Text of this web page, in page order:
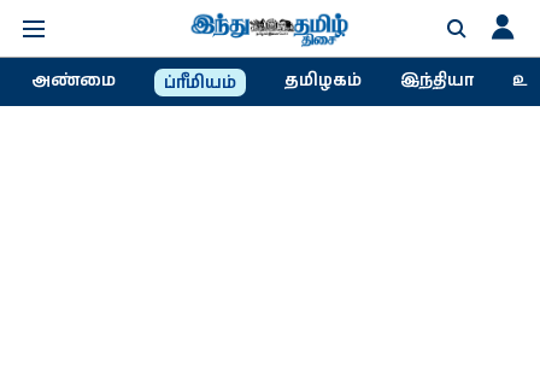
அண்மை ப்ரீமியம் தமிழகம் இந்தியா